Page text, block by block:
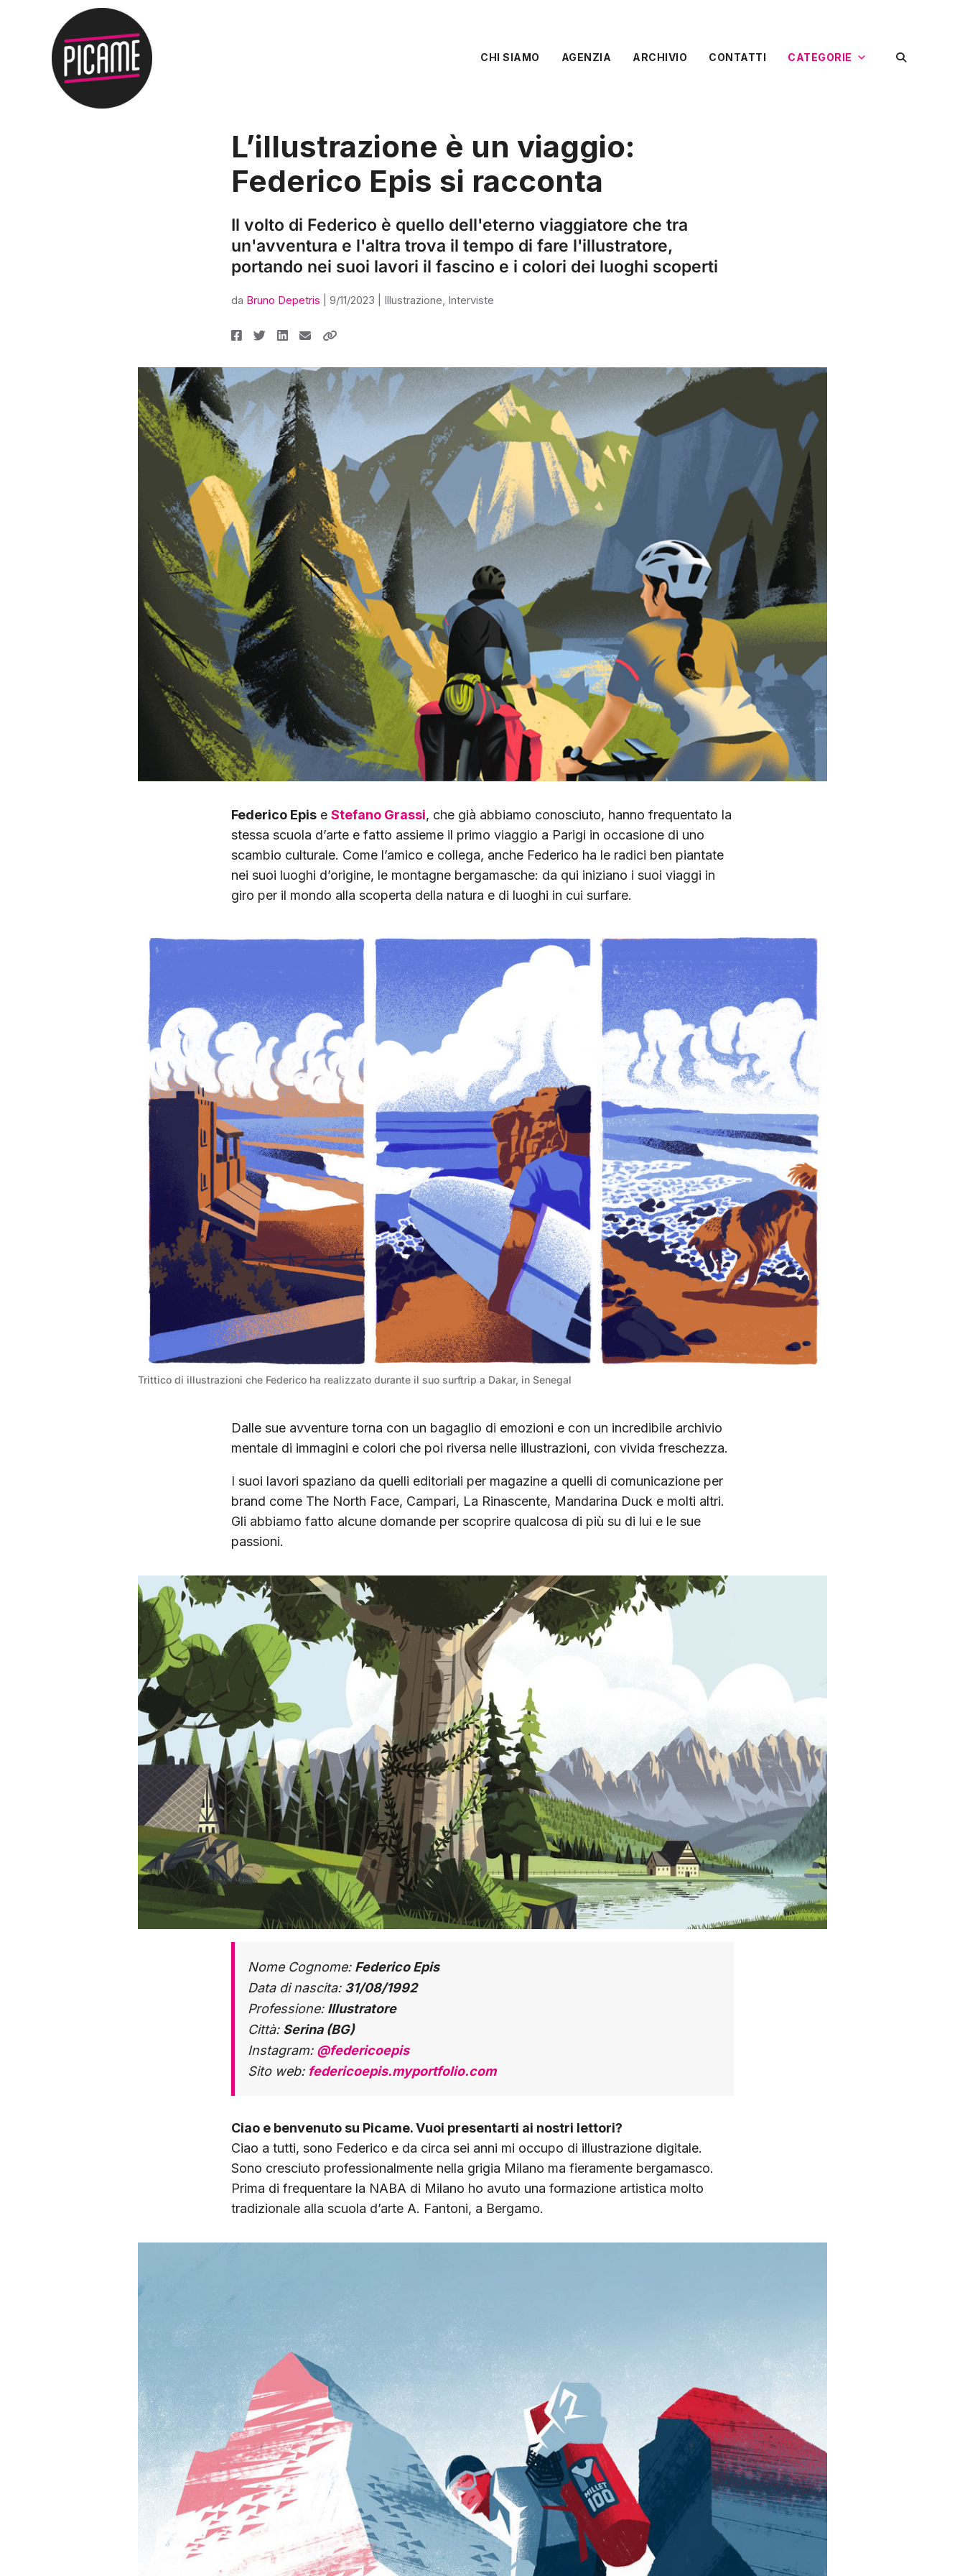
CHI SIAMO AGENZIA ARCHIVIO CONTATTI CATEGORIE
L’illustrazione è un viaggio:
Federico Epis si racconta
Il volto di Federico è quello dell'eterno viaggiatore che tra
un'avventura e l'altra trova il tempo di fare l'illustratore,
portando nei suoi lavori il fascino e i colori dei luoghi scoperti
da Bruno Depetris 9/11/2023 Illustrazione, Interviste
Federico Epis e Stefano Grassi, che già abbiamo conosciuto, hanno frequentato la
stessa scuola d’arte e fatto assieme il primo viaggio a Parigi in occasione di uno
scambio culturale. Come l’amico e collega, anche Federico ha le radici ben piantate
nei suoi luoghi d’origine, le montagne bergamasche: da qui iniziano i suoi viaggi in
giro per il mondo alla scoperta della natura e di luoghi in cui surfare.
Trittico di illustrazioni che Federico ha realizzato durante il suo surftrip a Dakar, in Senegal
Dalle sue avventure torna con un bagaglio di emozioni e con un incredibile archivio
mentale di immagini e colori che poi riversa nelle illustrazioni, con vivida freschezza.
I suoi lavori spaziano da quelli editoriali per magazine a quelli di comunicazione per
brand come The North Face, Campari, La Rinascente, Mandarina Duck e molti altri.
Gli abbiamo fatto alcune domande per scoprire qualcosa di più su di lui e le sue
passioni.
Nome Cognome: Federico Epis
Data di nascita: 31/08/1992
Professione: Illustratore
Città: Serina (BG)
Instagram: @federicoepis
Sito web: federicoepis.myportfolio.com
Ciao e benvenuto su Picame. Vuoi presentarti ai nostri lettori?
Ciao a tutti, sono Federico e da circa sei anni mi occupo di illustrazione digitale.
Sono cresciuto professionalmente nella grigia Milano ma fieramente bergamasco.
Prima di frequentare la NABA di Milano ho avuto una formazione artistica molto
tradizionale alla scuola d’arte A. Fantoni, a Bergamo.